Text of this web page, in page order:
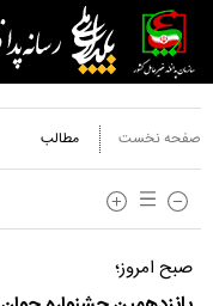
صفحه نخست مطالب
صبح امروز؛